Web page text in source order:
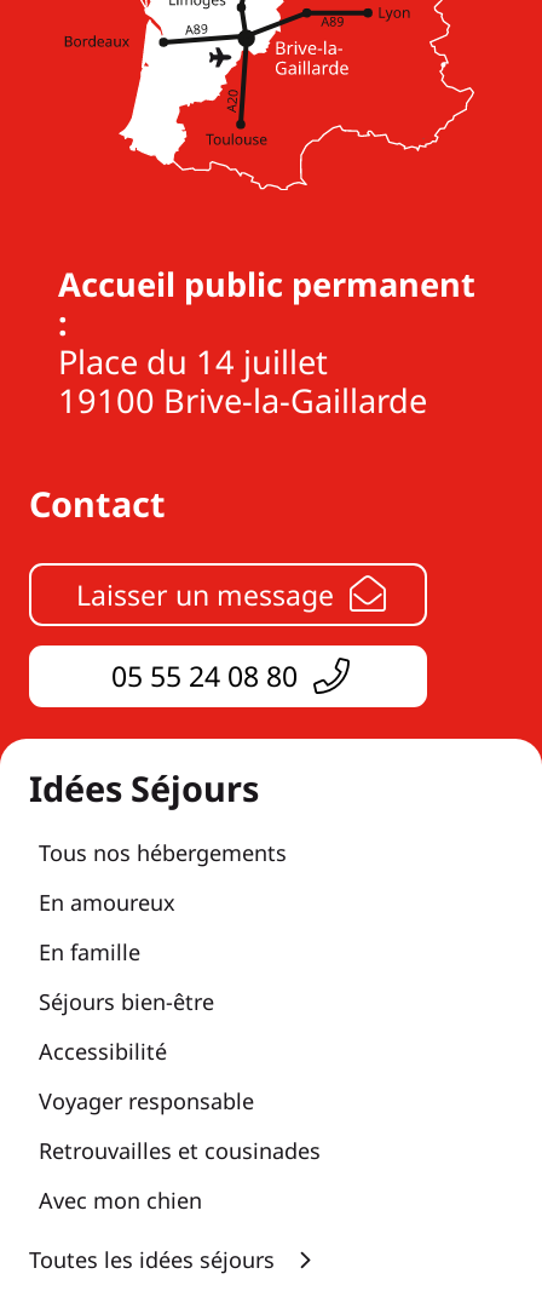
Accueil public permanent
:
Place du 14 juillet
19100 Brive-la-Gaillarde
Contact
Laisser un message
05 55 24 08 80
Idées Séjours
Tous nos hébergements
En amoureux
En famille
Séjours bien-être
Accessibilité
Voyager responsable
Retrouvailles et cousinades
Avec mon chien
Toutes les idées séjours